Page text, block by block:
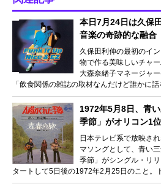
本日7月24日は久保
音楽の奇跡的な融合
久保田利伸の最初のイ
物で作る美味しいチャ
大森奈緒子マネージャ
「飲食関係の雑誌の取材なんだけど誰かに
1972年5月8日、青
季節」がオリコン1
日本テレビ系で放映さ
マソングとして、青い
季節」がシングル・リ
タートして5日後の1972年2月25日のこと。